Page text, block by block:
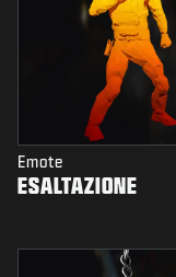
Emote
ESALTAZIONE